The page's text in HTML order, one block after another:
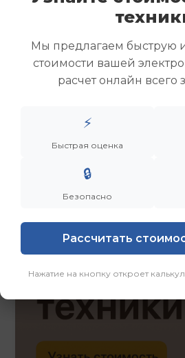
Скупка ноутбуков
Скупка ультрабуков
Скупка игровых ноутбуков
Скупка рабочих ноутбуков
Скупка старых ноутбуков (б/у)
Заказать Смотреть
Мы предлагаем быструю
стоимости вашей
расчет онлайн всего
⚡
Быстрая оценка
🔒
Безопасно
Рассчитать
Нажатие на кнопку откроет